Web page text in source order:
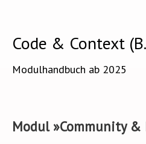
Code & Context
Modulhandbuch ab 2025
Modul »Community &